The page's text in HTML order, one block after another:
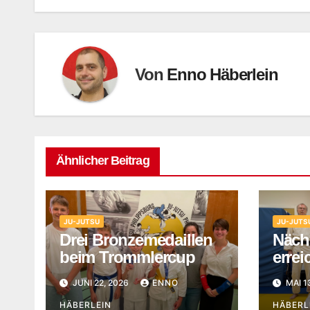
Von Enno Häberlein
Ähnlicher Beitrag
JU-JUTSU
Drei Bronzemedaillen
beim Trommlercup
JUNI 22, 2026 ENNO
HÄBERLEIN
JU-
MAI